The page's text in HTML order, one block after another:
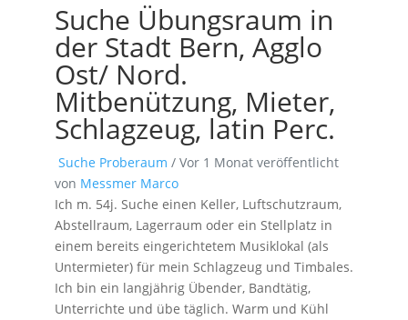
Suche Übungsraum in
der Stadt Bern, Agglo
Ost/ Nord.
Mitbenützung, Mieter,
Schlagzeug, latin Perc.
Suche Proberaum / Vor 1 Monat veröffentlicht
von Messmer Marco
Ich m. 54j. Suche einen Keller, Luftschutzraum,
Abstellraum, Lagerraum oder ein Stellplatz in
einem bereits eingerichtetem Musiklokal (als
Untermieter) für mein Schlagzeug und Timbales.
Ich bin ein langjährig Übender, Bandtätig,
Unterrichte und übe täglich. Warm und Kühl